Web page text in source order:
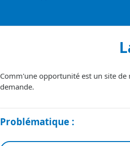
Comm'une opportunité est un site
demande.
Problématique :